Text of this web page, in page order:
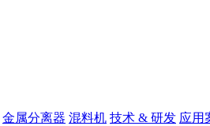
金属分离器 混料机 技术 & 研发 应用